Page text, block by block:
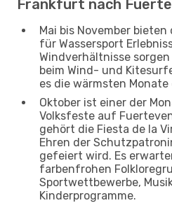
Frankfurt nach
Mai bis November
für Wassersport
Windverhältnisse
beim Wind- und
es die wärmsten Monate
Oktober ist einer der
Volksfeste auf
gehört die Fiesta de la
Ehren der
gefeiert wird. Es
farbenfrohen
Sportwettbewerbe,
Kinderprogramme.